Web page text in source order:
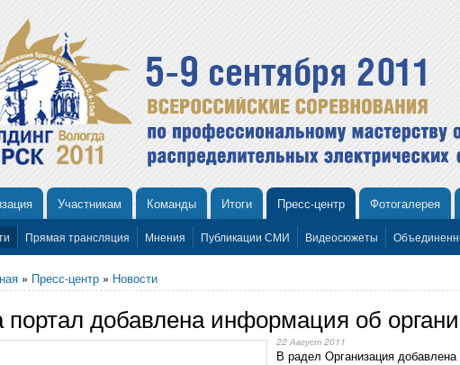
Участникам Команды Итоги Пресс-центр Фотогалерея
Прямая трансляция Мнения Публикации СМИ Видеосюжеты
» Пресс-центр » Новости
портал добавлена информация об
22 Август 2011
В радел Организация добавлена